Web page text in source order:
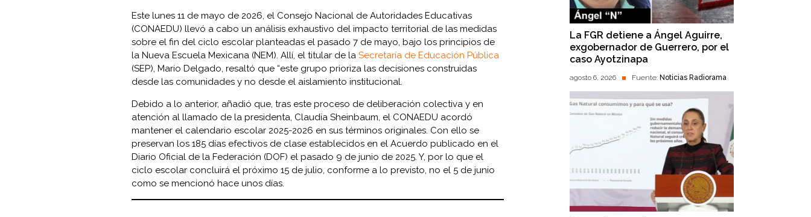
Este lunes 11 de mayo de 2026, el Consejo Nacional de Autoridades Educativas
(CONAEDU) llevó a cabo un análisis exhaustivo del impacto territorial de las medidas
sobre el fin del ciclo escolar planteadas el pasado 7 de mayo, bajo los principios de
la Nueva Escuela Mexicana (NEM). Allí, el titular de la Secretaría de Educación Pública
(SEP), Mario Delgado, resaltó que “este grupo prioriza las decisiones construidas
desde las comunidades y no desde el aislamiento institucional.
Debido a lo anterior, añadió que, tras este proceso de deliberación colectiva y en
atención al llamado de la presidenta, Claudia Sheinbaum, el CONAEDU acordó
mantener el calendario escolar 2025-2026 en sus términos originales. Con ello se
preservan los 185 días efectivos de clase establecidos en el Acuerdo publicado en el
Diario Oficial de la Federación (DOF) el pasado 9 de junio de 2025. Y, por lo que el
ciclo escolar concluirá el próximo 15 de julio, conforme a lo previsto, no el 5 de junio
como se mencionó hace unos días.
La FGR detiene a Ángel Aguirre,
exgobernador de Guerrero, por el
caso Ayotzinapa
agosto 6, 2026 Fuente: Noticias Radiorama